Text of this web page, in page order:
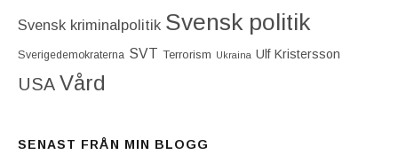
Svensk kriminalpolitik Svensk politik
Sverigedemokraterna SVT Terrorism Ukraina Ulf Kristersson
USA Vård
SENAST FRÅN MIN BLOGG